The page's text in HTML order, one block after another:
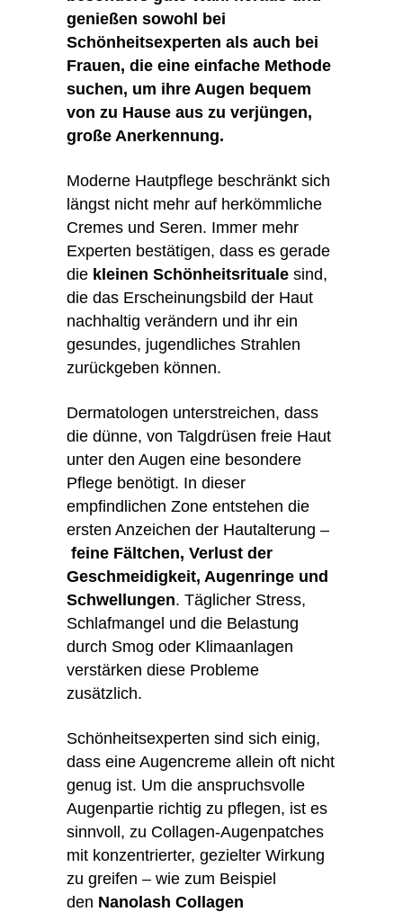
genießen sowohl bei
Schönheitsexperten als auch bei
Frauen, die eine einfache Methode
suchen, um ihre Augen bequem
von zu Hause aus zu verjüngen,
große Anerkennung.
Moderne Hautpflege beschränkt sich
längst nicht mehr auf herkömmliche
Cremes und Seren. Immer mehr
Experten bestätigen, dass es gerade
die kleinen Schönheitsrituale sind,
die das Erscheinungsbild der Haut
nachhaltig verändern und ihr ein
gesundes, jugendliches Strahlen
zurückgeben können.
Dermatologen unterstreichen, dass
die dünne, von Talgdrüsen freie Haut
unter den Augen eine besondere
Pflege benötigt. In dieser
empfindlichen Zone entstehen die
ersten Anzeichen der Hautalterung –
feine Fältchen, Verlust der
Geschmeidigkeit, Augenringe und
Schwellungen. Täglicher Stress,
Schlafmangel und die Belastung
durch Smog oder Klimaanlagen
verstärken diese Probleme
zusätzlich.
Schönheitsexperten sind sich einig,
dass eine Augencreme allein oft nicht
genug ist. Um die anspruchsvolle
Augenpartie richtig zu pflegen, ist es
sinnvoll, zu Collagen-Augenpatches
mit konzentrierter, gezielter Wirkung
zu greifen – wie zum Beispiel
den Nanolash Collagen